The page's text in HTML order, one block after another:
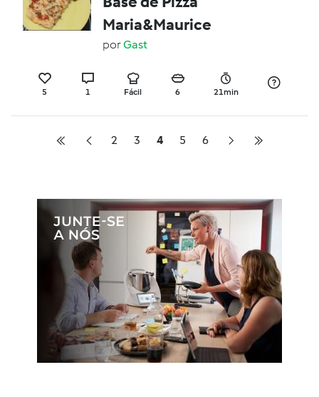
Maria&Maurice
porGast
5 1 Fácil 6 21min
2 3 4 5 6